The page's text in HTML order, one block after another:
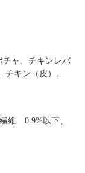
チャ、チキンレバ
キン（皮）、
維 0.9%以下、